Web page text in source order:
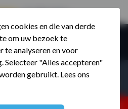
cookies en die van derde
om uw bezoek te
te analyseren en voor
Selecteer "Alles accepteren"
gebruikt. Lees ons
Gebruik code: